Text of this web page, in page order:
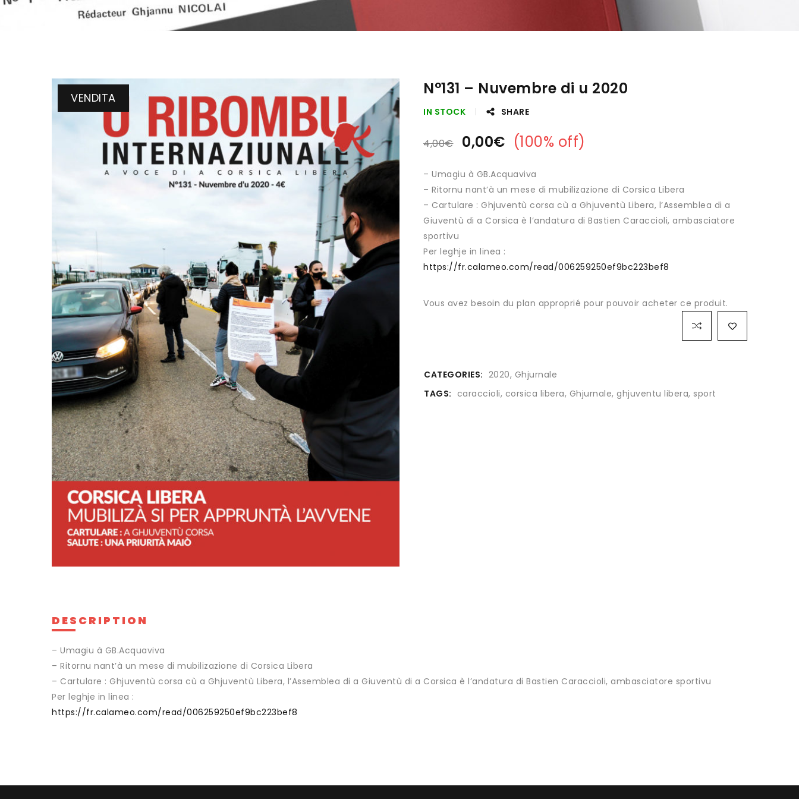
VENDITA N°131 – Nuvembre di u 2020
IN STOCK SHARE
4,00€ 0,00€ (100% off)
– Umagiu à GB.Acquaviva
– Ritornu nant’à un mese di mubilizazione di Corsica Libera
– Cartulare : Ghjuventù corsa cù a Ghjuventù Libera, l’Assemblea di a
Giuventù di a Corsica è l’andatura di Bastien Caraccioli, ambasciatore
sportivu
Per leghje in linea :
https://fr.calameo.com/read/006259250ef9bc223bef8
Vous avez besoin du plan approprié pour pouvoir acheter ce produit.
CATEGORIES: 2020, Ghjurnale
TAGS: caraccioli, corsica libera, Ghjurnale, ghjuventu libera, sport
DESCRIPTION
– Umagiu à GB.Acquaviva
– Ritornu nant’à un mese di mubilizazione di Corsica Libera
– Cartulare : Ghjuventù corsa cù a Ghjuventù Libera, l’Assemblea di a Giuventù di a Corsica è l’andatura di Bastien Caraccioli, ambasciatore sportivu
Per leghje in linea :
https://fr.calameo.com/read/006259250ef9bc223bef8